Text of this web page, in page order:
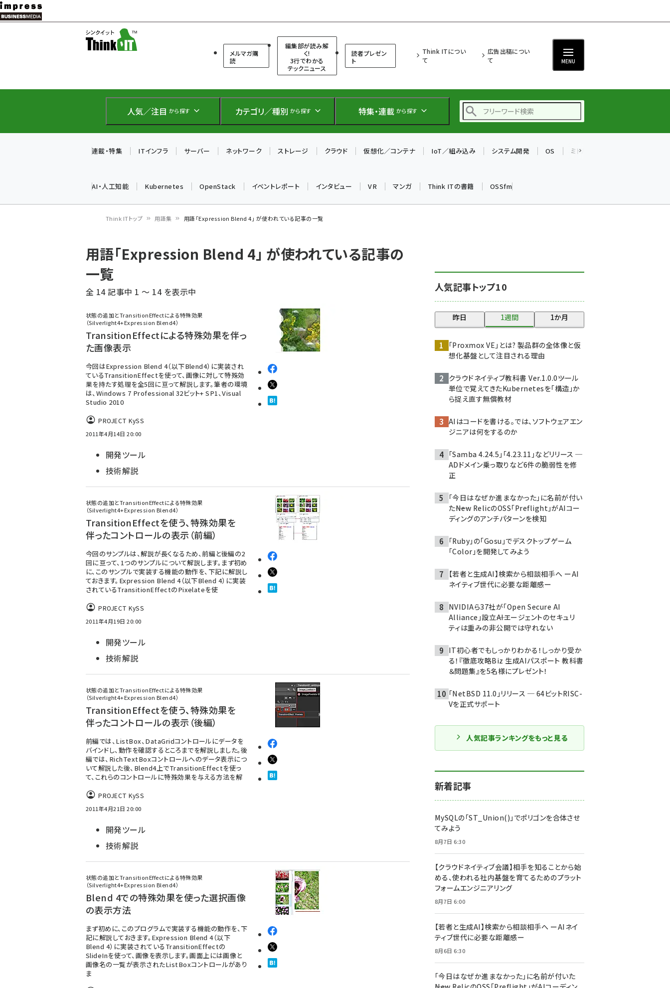
メ
イ
テ
に
メルマガ購
読
編集部が読み解
く!
3行でわかる
テックニュース
読者プレゼン
ト
Think ITについ
て
広告出稿につい
て
MENU
人気／注目 から探す カテゴリ／種別 から探す 特集・連載 から探す
仲間と築いた勝利の絆～
drupal (1955)
genai (1483)
abc123 (1358)
連載・特集 ITインフラ サーバー ネットワーク ストレージ クラウド 仮想化／コンテナ IoT／組み込み システム開発 OS ミドルウェア
AI・人工知能 Kubernetes OpenStack イベントレポート インタビュー VR マンガ Think ITの書籍 OSSfm
ン
く
ず
Think ITトップ 用語集 用語「Expression Blend 4」 が使われている記事の一覧
用語「Expression Blend 4」 が使われている記事の
一覧
全 14 記事中 1 ～ 14 を表示中
状態の追加とTransitionEffectによる特殊効果
（Silverlight4+Expression Blend4）
TransitionEffectによる特殊効果を伴っ
た画像表示
今回はExpression Blend 4（以下Blend4）に実装され
ているTransitionEffectを使って、画像に対して特殊効
果を持たす処理を全5回に亘って解説します。筆者の環境
は、Windows 7 Professional 32ビット+ SP1、Visual
Studio 2010
PROJECT KySS
2011年4月14日 20:00
開発ツール
技術解説
状態の追加とTransitionEffectによる特殊効果
（Silverlight4+Expression Blend4）
TransitionEffectを使う、特殊効果を
伴ったコントロールの表示（前編）
今回のサンプルは、解説が長くなるため、前編と後編の2
回に亘って、1つのサンプルについて解説します。まず初め
に、このサンプルで実装する機能の動作を、下記に解説し
ておきます。Expression Blend 4（以下Blend 4）に実装
されているTransitionEffectのPixelateを使
PROJECT KySS
2011年4月19日 20:00
開発ツール
技術解説
状態の追加とTransitionEffectによる特殊効果
（Silverlight4+Expression Blend4）
TransitionEffectを使う、特殊効果を
伴ったコントロールの表示（後編）
前編では、ListBox、DataGridコントロールにデータを
バインドし、動作を確認するところまでを解説しました。後
編では、RichTextBoxコントロールへのデータ表示につ
いて解説した後、Blend4上でTransitionEffectを使っ
て、これらのコントロールに特殊効果を与える方法を解
PROJECT KySS
2011年4月21日 20:00
開発ツール
技術解説
状態の追加とTransitionEffectによる特殊効果
（Silverlight4+Expression Blend4）
Blend 4での特殊効果を使った選択画像
の表示方法
まず初めに、このプログラムで実装する機能の動作を、下
記に解説しておきます。Expression Blend 4（以下
Blend 4）に実装されているTransitionEffectの
SlideInを使って、画像を表示します。画面上には画像と
画像名の一覧が表示されたListBoxコントロールがあり
ま
人気記事トップ10
昨日 1週間 1か月
「Proxmox VE」とは? 製品群の全体像と仮
想化基盤として注目される理由
クラウドネイティブ教科書 Ver.1.0.0――ツール
単位で覚えてきたKubernetesを「構造」か
ら捉え直す無償教材
AIはコードを書ける。では、ソフトウェアエン
ジニアは何をするのか
「Samba 4.24.5」「4.23.11」などリリース ─
ADドメイン乗っ取りなど6件の脆弱性を修
正
「今日はなぜか進まなかった」に名前が付い
た――New RelicのOSS「Preflight」がAIコー
ディングのアンチパターンを検知
「Ruby」の「Gosu」でデスクトップゲーム
「Color」を開発してみよう
【若者と生成AI】検索から相談相手へ ーAI
ネイティブ世代に必要な距離感ー
NVIDIAら37社が「Open Secure AI
Alliance」設立――AIエージェントのセキュリ
ティは重みの非公開では守れない
IT初心者でもしっかりわかる！しっかり受か
る！『徹底攻略Biz 生成AIパスポート 教科書
＆問題集』を5名様にプレゼント！
「NetBSD 11.0」リリース ─ 64ビットRISC-
Vを正式サポート
人気記事ランキングをもっと見る
新着記事
MySQLの「ST_Union()」でポリゴンを合体させ
てみよう
8月7日 6:30
【クラウドネイティブ会議】相手を知ることから始
める、使われる社内基盤を育てるためのプラット
フォームエンジニアリング
8月7日 6:00
【若者と生成AI】検索から相談相手へ ーAIネイ
ティブ世代に必要な距離感ー
8月6日 6:30
「今日はなぜか進まなかった」に名前が付いた